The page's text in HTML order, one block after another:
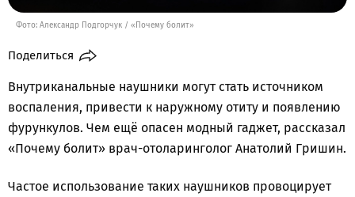
Фото: Александр Подгорчук / «Почему болит»
Поделиться
Внутриканальные наушники могут стать источником
воспаления, привести к наружному отиту и появлению
фурункулов. Чем ещё опасен модный гаджет, рассказал
«Почему болит» врач-отоларинголог Анатолий Гришин.
Частое использование таких наушников провоцирует